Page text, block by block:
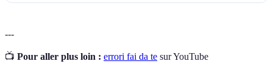
---
📺 Pour aller plus loin : errori fai da te sur YouTube